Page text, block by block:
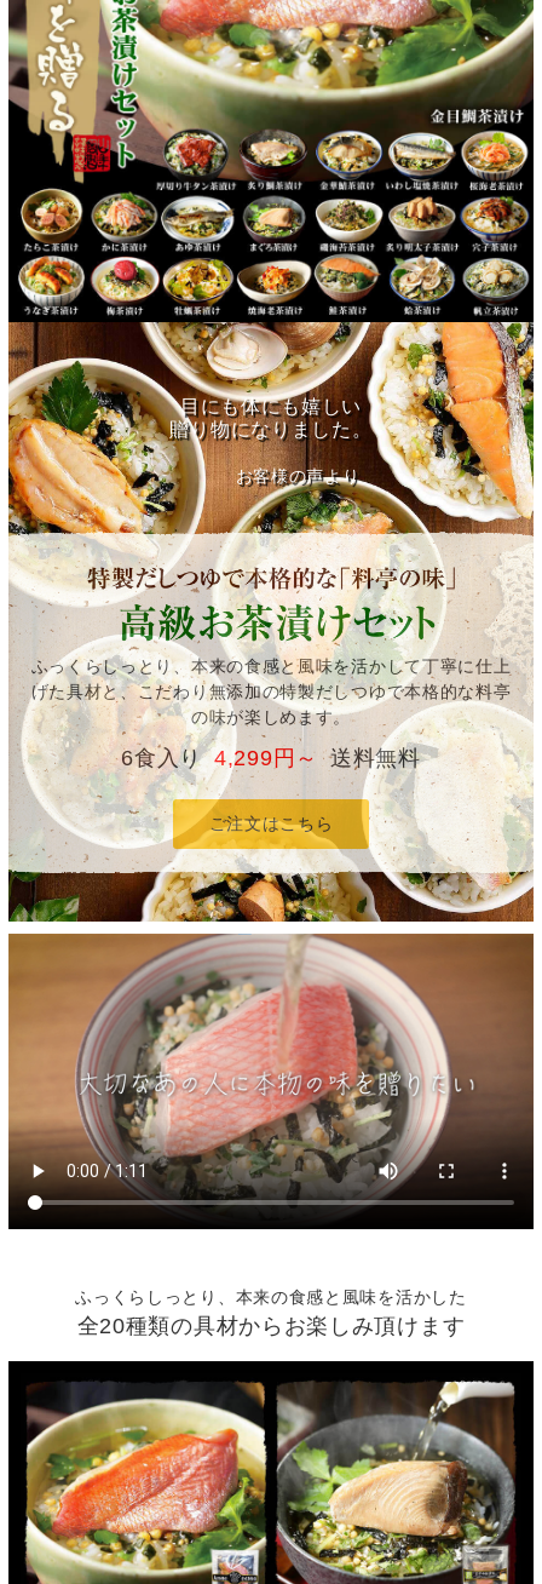
目にも体にも嬉しい
贈り物になりました。
お客様の声より
ふっくらしっとり、本来の食感と風味を活かして丁寧に仕上
げた具材と、こだわり無添加の特製だしつゆで本格的な料亭
の味が楽しめます。
6食入り 4,299円～ 送料無料
ご注文はこちら
ふっくらしっとり、本来の食感と風味を活かした
全20種類の具材からお楽しみ頂けます